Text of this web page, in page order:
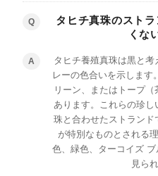
Q
タヒチ真珠のスト
くな
A
タヒチ養殖真珠は黒と
レーの色合いを示します
リーン、またはトープ
あります。これらの珍
珠と合わせたストラン
が特別なものとされる
色、緑色、ターコイズ
見ら